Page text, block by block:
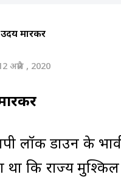
उदय माहूरकर
अप्रैल , 2020
लॉक डाउन के
था कि राज्य